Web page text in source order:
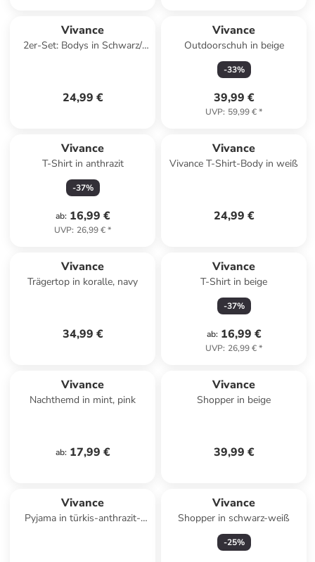
Vivance
2er-Set: Bodys in Schwarz/
24,99 €
Vivance
Outdoorschuh in beige
-33%
39,99 €
UVP: 59,99 €*
Vivance
T-Shirt in anthrazit
-37%
ab: 16,99 €
UVP: 26,99 €*
Vivance
Vivance T-Shirt-Body in weiß
24,99 €
Vivance
Trägertop in koralle, navy
34,99 €
Vivance
T-Shirt in beige
-37%
ab: 16,99 €
UVP: 26,99 €*
Vivance
Nachthemd in mint, pink
ab: 17,99 €
Vivance
Shopper in beige
39,99 €
Vivance
Pyjama in türkis-anthrazit-
Vivance
Shopper in schwarz-weiß
-25%